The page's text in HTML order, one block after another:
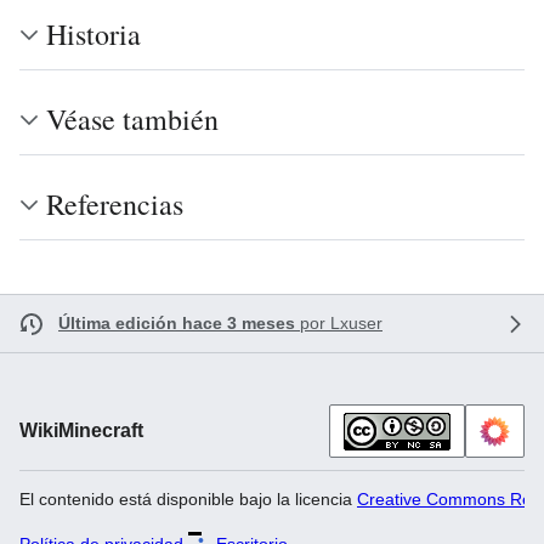
Historia
Véase también
Referencias
Última edición hace 3 meses por Lxuser
WikiMinecraft
El contenido está disponible bajo la licencia Creative Commons